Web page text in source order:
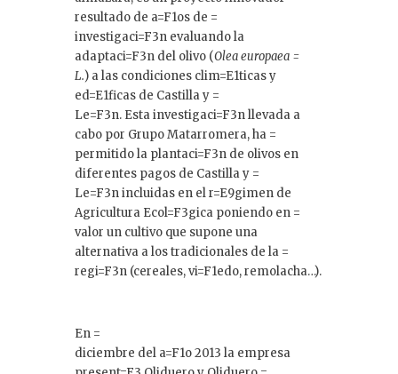
resultado de a=F1os de =
investigaci=F3n evaluando la
adaptaci=F3n del olivo (Olea europaea =
L.) a las condiciones clim=E1ticas y
ed=E1ficas de Castilla y =
Le=F3n. Esta investigaci=F3n llevada a
cabo por Grupo Matarromera, ha =
permitido la plantaci=F3n de olivos en
diferentes pagos de Castilla y =
Le=F3n incluidas en el r=E9gimen de
Agricultura Ecol=F3gica poniendo en =
valor un cultivo que supone una
alternativa a los tradicionales de la =
regi=F3n (cereales, vi=F1edo, remolacha…).
En =
diciembre del a=F1o 2013 la empresa